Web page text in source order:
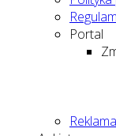
Portal
Reklama